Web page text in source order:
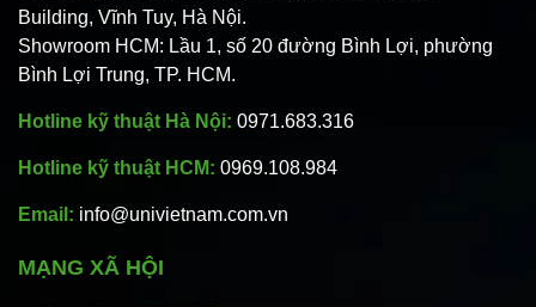
Building, Vĩnh Tuy, Hà Nội.
Showroom HCM: Lầu 1, số 20 đường Bình Lợi, phường
Bình Lợi Trung, TP. HCM.
Hotline kỹ thuật Hà Nội: 0971.683.316
Hotline kỹ thuật HCM: 0969.108.984
Email: info@univietnam.com.vn
MẠNG XÃ HỘI